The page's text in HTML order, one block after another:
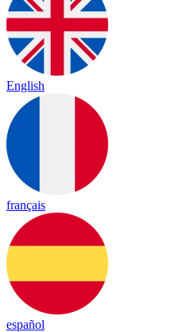
English
français
español